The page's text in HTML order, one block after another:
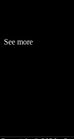
See more